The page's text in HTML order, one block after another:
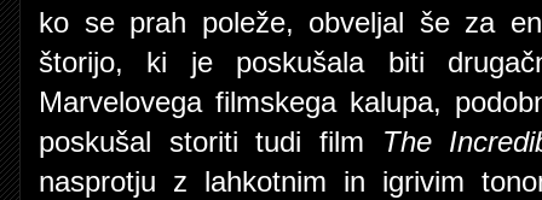
ko se prah poleže, obveljal še za
štorijo, ki je poskušala biti
Marvelovega filmskega kalupa,
poskušal storiti tudi film The
nasprotju z lahkotnim in igrivim